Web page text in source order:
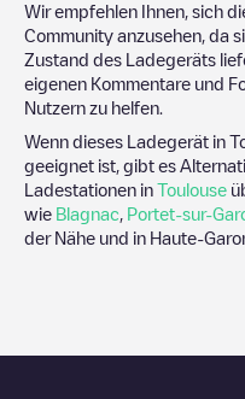
Wir empfehlen Ihnen, sich
Community anzusehen, da
Zustand des Ladegeräts
eigenen Kommentare und
Nutzern zu helfen.
Wenn dieses Ladegerät in
geeignet ist, gibt es
Ladestationen in Toulouse
wie Blagnac Portet-sur-
der Nähe und in Haute-